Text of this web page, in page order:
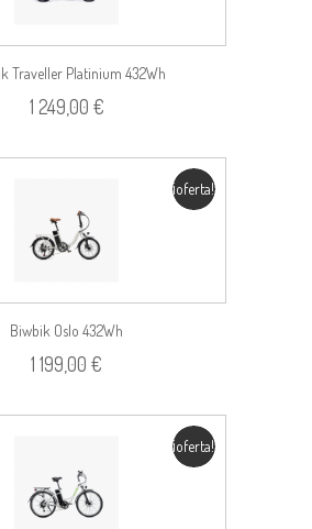
Traveller Platinium 432Wh
1 249,00 €
¡oferta!
Biwbik Oslo 432Wh
1 199,00 €
¡oferta!